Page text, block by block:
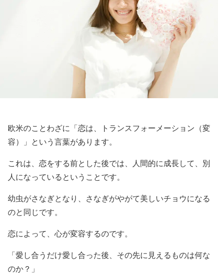
欧米のことわざに「恋は、トランスフォーメーション（変
容）」という言葉があります。
これは、恋をする前とした後では、人間的に成長して、別
人になっているということです。
幼虫がさなぎとなり、さなぎがやがて美しいチョウになる
のと同じです。
恋によって、心が変容するのです。
「愛し合うだけ愛し合った後、その先に見えるものは何な
のか？」